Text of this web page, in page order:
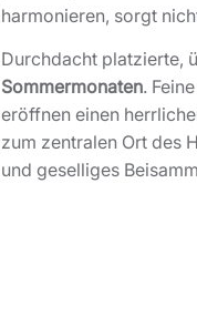
harmonieren, sorgt
Durchdacht platzierte,
Sommermonaten.
eröffnen einen
zum zentralen Ort des
und geselliges